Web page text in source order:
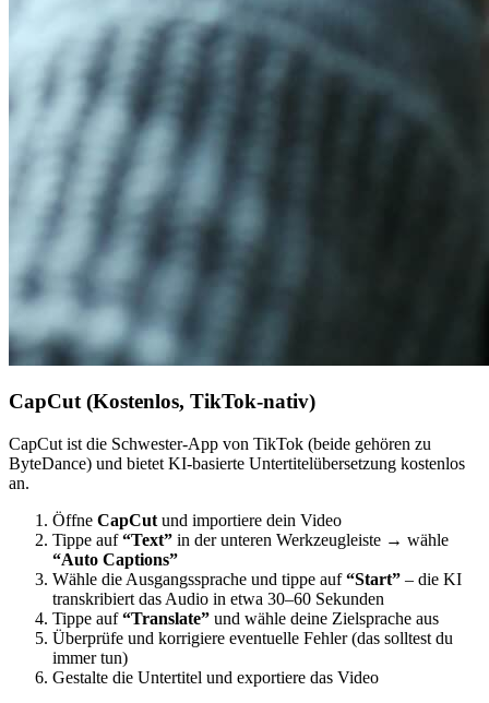
CapCut (Kostenlos, TikTok-nativ)
CapCut ist die Schwester-App von TikTok (beide gehören zu
ByteDance) und bietet KI-basierte Untertitelübersetzung kostenlos
an.
Öffne CapCut und importiere dein Video
Tippe auf“Text” in der unteren Werkzeugleiste → wähle
“Auto Captions”
Wähle die Ausgangssprache und tippe auf“Start” – die KI
transkribiert das Audio in etwa 30–60 Sekunden
Tippe auf“Translate” und wähle deine Zielsprache aus
Überprüfe und korrigiere eventuelle Fehler (das solltest du
immer tun)
Gestalte die Untertitel und exportiere das Video